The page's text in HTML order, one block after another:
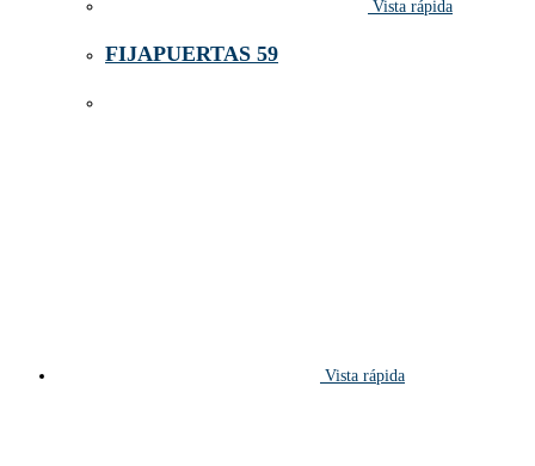
Vista rápida
FIJAPUERTAS 59
Vista rápida